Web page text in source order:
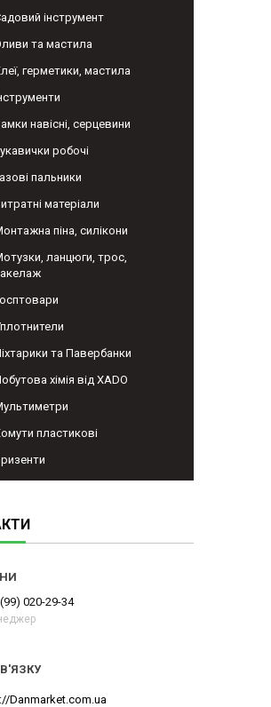
інструмент
та мастила
герметики, мастила
навісні, серцевини
робочі
пальники
матеріали
піна, силікони
ланцюги, трос,
та Павербанки
хімія від XADO
пластикові
020-29-34
Danmarket.com.ua